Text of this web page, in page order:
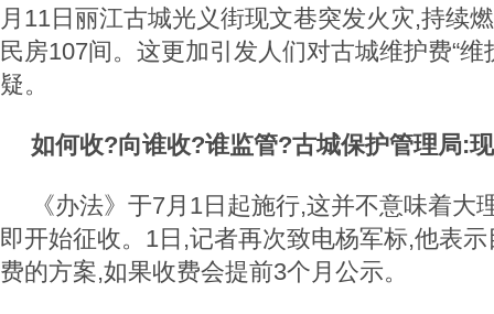
月11日丽江古城光义街现文巷突发火灾,持续
民房107间。这更加引发人们对古城维护费“维
疑。
如何收?向谁收?谁监管?古城保护管理局:
《办法》于7月1日起施行,这并不意味着大
即开始征收。1日,记者再次致电杨军标,他表
费的方案,如果收费会提前3个月公示。